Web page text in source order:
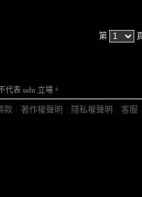
第
代表 udn 立場。
款 著作權聲明 隱私權聲明 客服